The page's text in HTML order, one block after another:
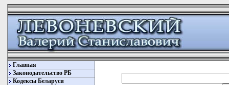
Главная
Законодательство РБ
Кодексы Беларуси